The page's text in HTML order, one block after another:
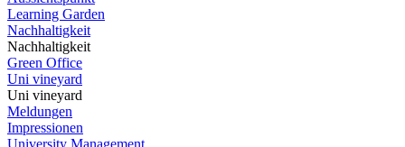
Learning Garden
Nachhaltigkeit
Nachhaltigkeit
Green Office
Uni vineyard
Uni vineyard
Meldungen
Impressionen
University Management